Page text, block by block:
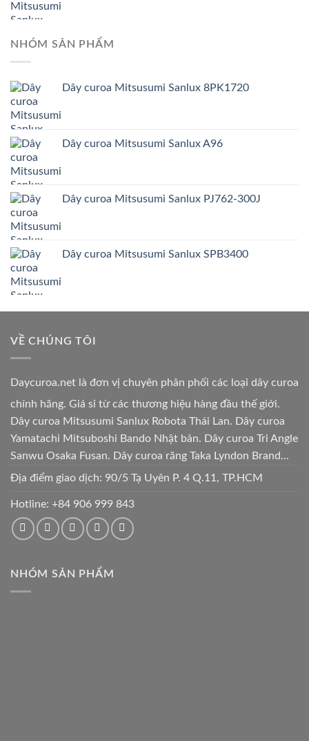
NHÓM SẢN PHẨM
Dây curoa Mitsusumi Sanlux 8PK1720
Dây curoa Mitsusumi Sanlux A96
Dây curoa Mitsusumi Sanlux PJ762-300J
Dây curoa Mitsusumi Sanlux SPB3400
VỀ CHÚNG TÔI
Daycuroa.net là đơn vị chuyên phân phối các loại dây curoa
chính hãng. Giá sỉ từ các thương hiệu hàng đầu thế giới.
Dây curoa Mitsusumi Sanlux Robota Thái Lan. Dây curoa
Yamatachi Mitsuboshi Bando Nhật bản. Dây curoa Tri Angle
Sanwu Osaka Fusan. Dây curoa răng Taka Lyndon Brand...
Địa điểm giao dịch: 90/5 Tạ Uyên P. 4 Q.11, TP.HCM
Hotline: +84 906 999 843
NHÓM SẢN PHẨM